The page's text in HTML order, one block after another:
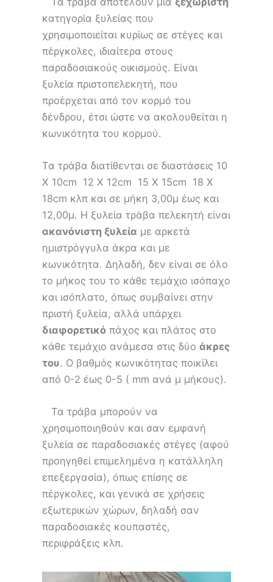
κατηγορία ξυλείας που
χρησιμοποιείται κυρίως σε στέγες και
πέργκολες, ιδιαίτερα στους
παραδοσιακούς οικισμούς. Είναι
ξυλεία πριστοπελεκητή, που
προέρχεται από τον κορμό του
δένδρου, έτσι ώστε να ακολουθείται η
κωνικότητα του κορμού.
Τα τράβα διατίθενται σε διαστάσεις 10
X 10cm 12 X 12cm 15 X 15cm 18 X
18cm κλπ και σε μήκη 3,00μ έως και
12,00μ. Η ξυλεία τράβα πελεκητή είναι
ακανόνιστη ξυλεία με αρκετά
ημιστρόγγυλα άκρα και με
κωνικότητα. Δηλαδή, δεν είναι σε όλο
το μήκος του το κάθε τεμάχιο ισόπαχο
και ισόπλατο, όπως συμβαίνει στην
πριστή ξυλεία, αλλά υπάρχει
διαφορετικό πάχος και πλάτος στο
κάθε τεμάχιο ανάμεσα στις δύοάκρες
του. Ο βαθμός κωνικότητας ποικίλει
από 0-2 έως 0-5 ( mm ανά μ μήκους).
Τα τράβα μπορούν να
χρησιμοποιηθούν και σαν εμφανή
ξυλεία σε παραδοσιακές στέγες (αφού
προηγηθεί επιμελημένα η κατάλληλη
επεξεργασία), όπως επίσης σε
πέργκολες, και γενικά σε χρήσεις
εξωτερικών χώρων, δηλαδή σαν
παραδοσιακές κουπαστές,
περιφράξεις κλπ.